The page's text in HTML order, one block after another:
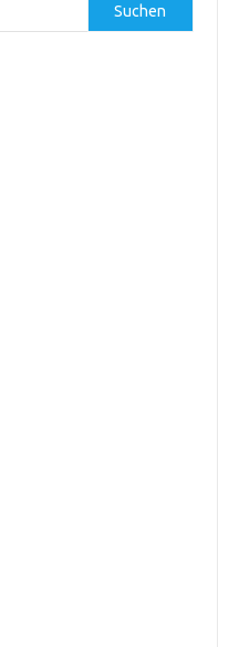
Suchen